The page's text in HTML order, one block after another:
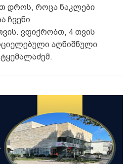
დროს, როცა ნაკლები
ჩვენი
ვფიქრობთ, 4 თვის
აღნიშნული